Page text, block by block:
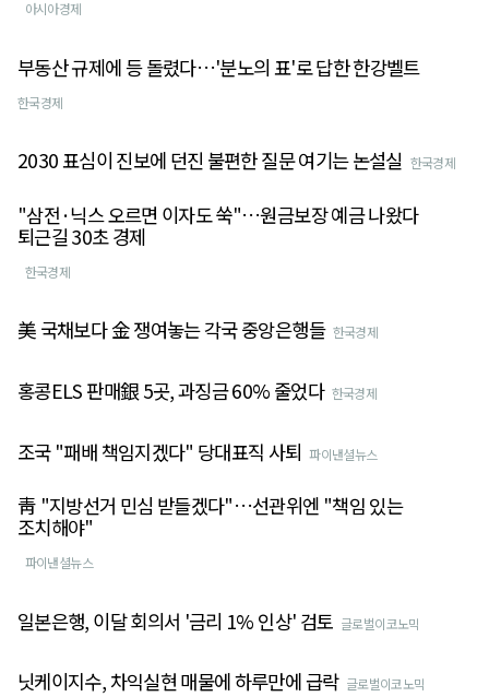
아시아경제
부동산 규제에 등 돌렸다…'분노의 표'로 답한 한강벨트
한국경제
2030 표심이 진보에 던진 불편한 질문 여기는 논설실 한국경제
"삼전·닉스 오르면 이자도 쑥"…원금보장 예금 나왔다
퇴근길 30초 경제
한국경제
美 국채보다 金 쟁여놓는 각국 중앙은행들 한국경제
홍콩ELS 판매銀 5곳, 과징금 60% 줄었다 한국경제
조국 "패배 책임지겠다" 당대표직 사퇴 파이낸셜뉴스
靑 "지방선거 민심 받들겠다"…선관위엔 "책임 있는
조치해야"
파이낸셜뉴스
일본은행, 이달 회의서 '금리 1% 인상' 검토 글로벌이코노믹
닛케이지수, 차익실현 매물에 하루만에 급락 글로벌이코노믹